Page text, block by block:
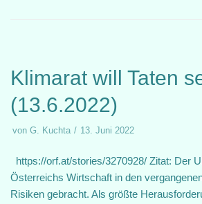
Klimarat will Taten
(13.6.2022)
von G. Kuchta 13. Juni 2022
https://orf.at/stories/3270928/ Zitat: Der
Österreichs Wirtschaft in den
Risiken gebracht. Als größte